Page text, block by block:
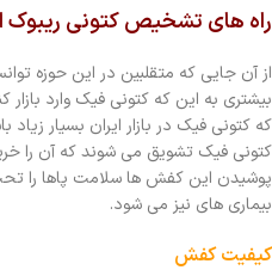
راه های تشخیص کتونی ریبوک
از آن جایی که متقلبین در این حوزه
بیشتری به این که کتونی فیک وارد
که کتونی فیک در بازار ایران بسیار
کتونی فیک تشویق می شوند که آن را
پوشیدن این کفش ها سلامت پاها را تحت
بیماری های نیز می شود.
کیفیت کفش